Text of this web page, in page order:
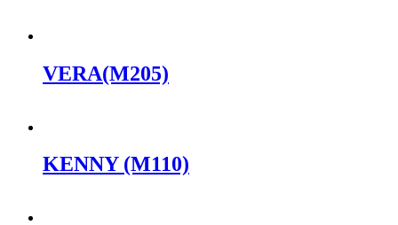
VERA(M205)
KENNY (M110)